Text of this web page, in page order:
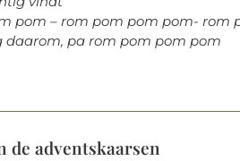
pom – rom pom pom pom- rom
daarom, pa rom pom pom pom
de adventskaarsen